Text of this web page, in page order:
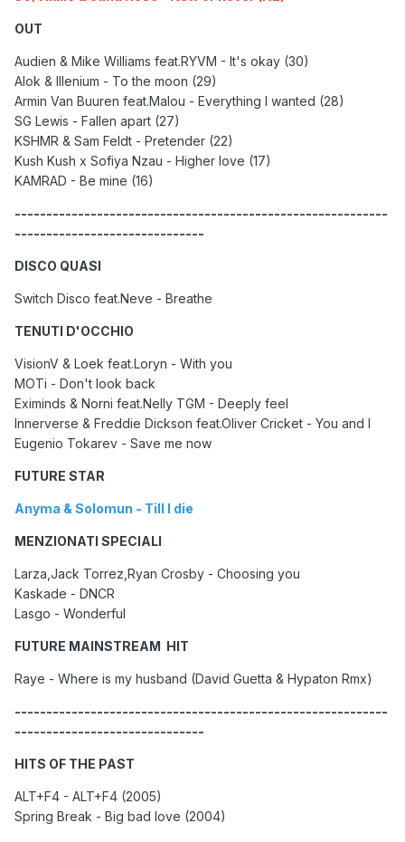
OUT
Audien & Mike Williams feat.RYVM - It's okay (30)
Alok & Illenium - To the moon (29)
Armin Van Buuren feat.Malou - Everything I wanted (28)
SG Lewis - Fallen apart (27)
KSHMR & Sam Feldt - Pretender (22)
Kush Kush x Sofiya Nzau - Higher love (17)
KAMRAD - Be mine (16)
-----------------------------------------------------------
------------------------------
DISCO QUASI
Switch Disco feat.Neve - Breathe
TENUTI D'OCCHIO
VisionV & Loek feat.Loryn - With you
MOTi - Don't look back
Eximinds & Norni feat.Nelly TGM - Deeply feel
Innerverse & Freddie Dickson feat.Oliver Cricket - You and I
Eugenio Tokarev - Save me now
FUTURE STAR
Anyma & Solomun - Till I die
MENZIONATI SPECIALI
Larza,Jack Torrez,Ryan Crosby - Choosing you
Kaskade - DNCR
Lasgo - Wonderful
FUTURE MAINSTREAM HIT
Raye - Where is my husband (David Guetta & Hypaton Rmx)
-----------------------------------------------------------
------------------------------
HITS OF THE PAST
ALT+F4 - ALT+F4 (2005)
Spring Break - Big bad love (2004)